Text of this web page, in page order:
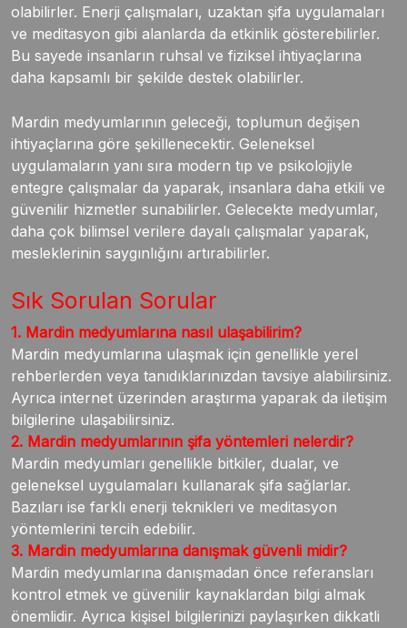
olabilirler. Enerji çalışmaları, uzaktan şifa uygulamaları
ve meditasyon gibi alanlarda da etkinlik gösterebilirler.
Bu sayede insanların ruhsal ve fiziksel ihtiyaçlarına
daha kapsamlı bir şekilde destek olabilirler.
Mardin medyumlarının geleceği, toplumun değişen
ihtiyaçlarına göre şekillenecektir. Geleneksel
uygulamaların yanı sıra modern tıp ve psikolojiyle
entegre çalışmalar da yaparak, insanlara daha etkili ve
güvenilir hizmetler sunabilirler. Gelecekte medyumlar,
daha çok bilimsel verilere dayalı çalışmalar yaparak,
mesleklerinin saygınlığını artırabilirler.
Sık Sorulan Sorular
1. Mardin medyumlarına nasıl ulaşabilirim?
Mardin medyumlarına ulaşmak için genellikle yerel
rehberlerden veya tanıdıklarınızdan tavsiye alabilirsiniz.
Ayrıca internet üzerinden araştırma yaparak da iletişim
bilgilerine ulaşabilirsiniz.
2. Mardin medyumlarının şifa yöntemleri nelerdir?
Mardin medyumları genellikle bitkiler, dualar, ve
geleneksel uygulamaları kullanarak şifa sağlarlar.
Bazıları ise farklı enerji teknikleri ve meditasyon
yöntemlerini tercih edebilir.
3. Mardin medyumlarına danışmak güvenli midir?
Mardin medyumlarına danışmadan önce referansları
kontrol etmek ve güvenilir kaynaklardan bilgi almak
önemlidir. Ayrıca kişisel bilgilerinizi paylaşırken dikkatli